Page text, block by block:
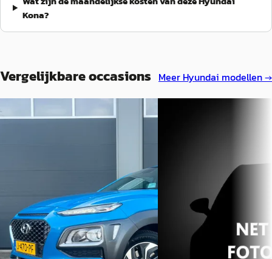
Kona?
Vergelijkbare occasions Meer Hyundai modellen →
Hyundai Kona
Scherp geprijsd
2020 · 90.805 km · Hybride ·
Automaat
v.a. € 592/mnd
Scherp geprijsd
2024 · 31.326 km · Hybride ·